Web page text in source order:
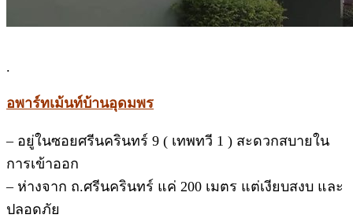
.
อพาร์ทเม้นท์บ้านอุดมพร
– อยู่ในซอยศรีนครินทร์ 9 ( เทพทวี 1 ) สะดวกสบายใน
การเข้าออก
– ห่างจาก ถ.ศรีนครินทร์ แค่ 200 เมตร แต่เงียบสงบ และ
ปลอดภัย